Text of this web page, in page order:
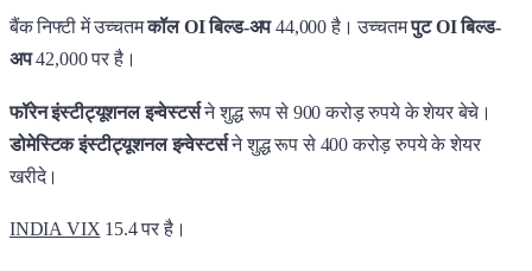
बैंक निफ्टी में उच्चतमकॉल OI बिल्ड-अप44,000 है। उच्चतमपुट OI बिल्ड-
अप42,000 पर है।
फॉरेन इंस्टीट्यूशनल इन्वेस्टर्सने शुद्ध रूप से 900 करोड़ रुपये के शेयर बेचे।
डोमेस्टिक इंस्टीट्यूशनल इन्वेस्टर्सने शुद्ध रूप से 400 करोड़ रुपये के शेयर
खरीदे।
INDIA VIX15.4 पर है।